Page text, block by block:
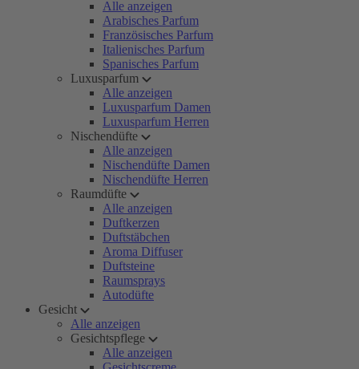
Alle anzeigen
Arabisches Parfum
Französisches Parfum
Italienisches Parfum
Spanisches Parfum
Luxusparfum
Alle anzeigen
Luxusparfum Damen
Luxusparfum Herren
Nischendüfte
Alle anzeigen
Nischendüfte Damen
Nischendüfte Herren
Raumdüfte
Alle anzeigen
Duftkerzen
Duftstäbchen
Aroma Diffuser
Duftsteine
Raumsprays
Autodüfte
Gesicht
Alle anzeigen
Gesichtspflege
Alle anzeigen